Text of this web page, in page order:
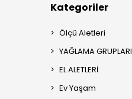
Kategoriler
Ölçü Aletleri
YAĞLAMA GRUPLARI
EL ALETLERİ
Ev Yaşam